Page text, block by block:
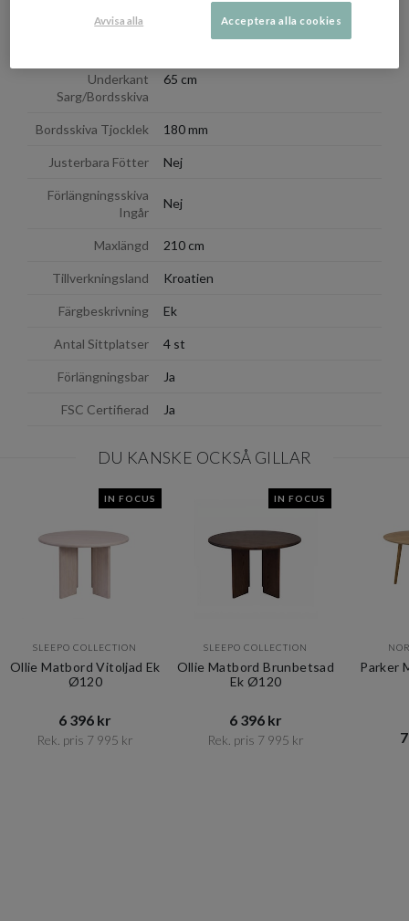
Ytterhöjd
Underkant
Sarg/Bordsskiva
65 cm
Bordsskiva Tjocklek 180 mm
Justerbara Fötter Nej
Förlängningsskiva
Ingår
Nej
Maxlängd 210 cm
Tillverkningsland Kroatien
Färgbeskrivning Ek
Antal Sittplatser 4 st
Förlängningsbar Ja
FSC Certifierad Ja
DU KANSKE OCKSÅ GILLAR
IN FOCUS
SLEEPO COLLECTION
Ollie Matbord Vitoljad Ek
Ø120
6 396 kr​​
Rek. pris 7 995 kr​​
IN FOCUS
SLEEPO COLLECTION
Ollie Matbord Brunbetsad
Ek Ø120
6 396 kr​​
Rek. pris 7 995 kr​​
Parker
Avvisa alla Acceptera alla cookies